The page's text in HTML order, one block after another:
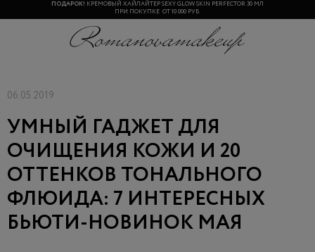
ПОДАРОК! КРЕМОВЫЙ ХАЙЛАЙТЕР SEXY GLOW SKIN PERFECTOR 30 МЛ
ПРИ ПОКУПКЕ ОТ 10 000 РУБ.
06.05.2019
УМНЫЙ ГАДЖЕТ ДЛЯ
ОЧИЩЕНИЯ КОЖИ И 20
ОТТЕНКОВ ТОНАЛЬНОГО
ФЛЮИДА: 7 ИНТЕРЕСНЫХ
БЬЮТИ-НОВИНОК МАЯ